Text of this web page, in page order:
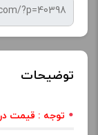
توضیحات
توجه : قیمت